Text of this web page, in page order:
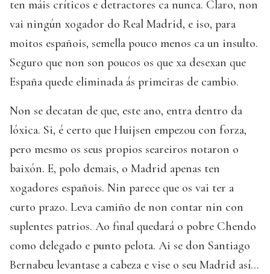
ten máis críticos e detractores ca nunca. Claro, non
vai ningún xogador do Real Madrid, e iso, para
moitos españois, semella pouco menos ca un insulto.
Seguro que non son poucos os que xa desexan que
España quede eliminada ás primeiras de cambio.
Non se decatan de que, este ano, entra dentro da
lóxica. Si, é certo que Huijsen empezou con forza,
pero mesmo os seus propios seareiros notaron o
baixón. E, polo demais, o Madrid apenas ten
xogadores españois. Nin parece que os vai ter a
curto prazo. Leva camiño de non contar nin con
suplentes patrios. Ao final quedará o pobre Chendo
como delegado e punto pelota. Ai se don Santiago
Bernabeu levantase a cabeza e vise o seu Madrid así...